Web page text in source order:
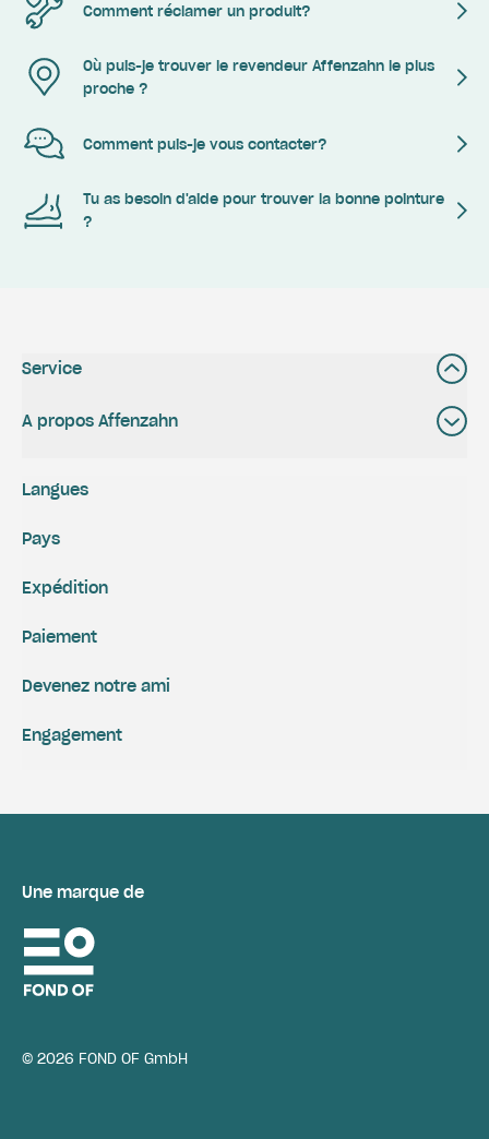
Comment réclamer un produit?
Où puis-je trouver le revendeur Affenzahn le plus
proche ?
Comment puis-je vous contacter?
Tu as besoin d'aide pour trouver la bonne pointure
?
Service
A propos Affenzahn
Expédition
Paiement
Engagement
Devenez notre ami
Langues
Pays
Une marque de
© 2026 FOND OF GmbH